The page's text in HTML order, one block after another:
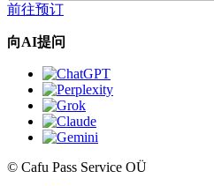
前往预订
向AI提问
© Cafu Pass Service OÜ